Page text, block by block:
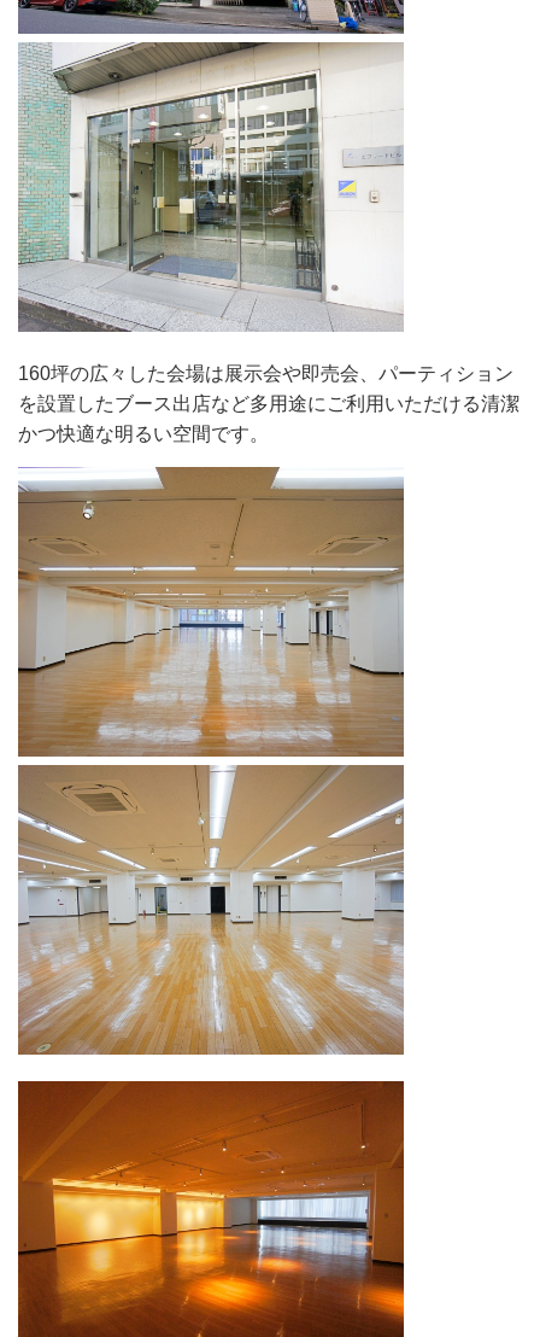
160坪の広々した会場は展示会や即売会、パーティション
を設置したブース出店など多用途にご利用いただける清潔
かつ快適な明るい空間です。